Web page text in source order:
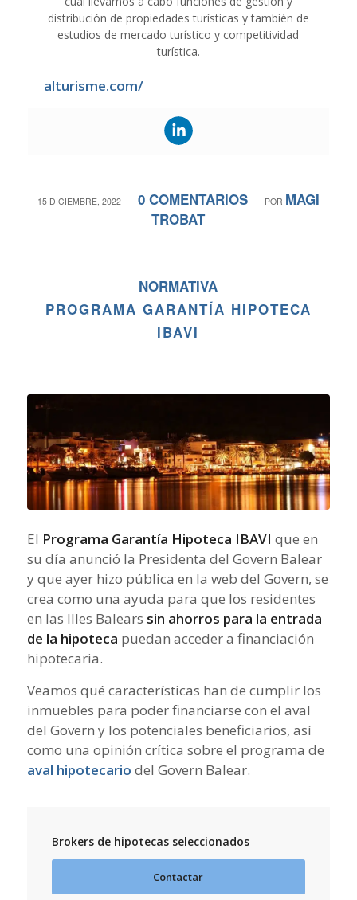
distribución de propiedades turísticas y también de
estudios de mercado turístico y competitividad
turística.
alturisme.com/
15 DICIEMBRE, 2022
/ 0 COMENTARIOS
/ POR MAGI
TROBAT
NORMATIVA
PROGRAMA GARANTÍA HIPOTECA
IBAVI
El Programa Garantía Hipoteca IBAVI que en
su día anunció la Presidenta del Govern Balear
y que ayer hizo pública en la web del Govern, se
crea como una ayuda para que los residentes
en las Illes Balears sin ahorros para la entrada
de la hipoteca puedan acceder a financiación
hipotecaria.
Veamos qué características han de cumplir los
inmuebles para poder financiarse con el aval
del Govern y los potenciales beneficiarios, así
como una opinión crítica sobre el programa de
aval hipotecario del Govern Balear.
Brokers de hipotecas seleccionados
Contactar